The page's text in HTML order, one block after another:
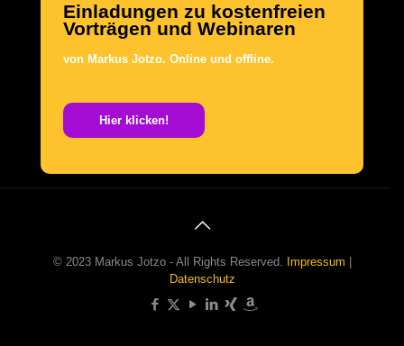
Einladungen zu kostenfreien
Vorträgen und Webinaren
von Markus Jotzo. Online und offline.
Hier klicken!
© 2023 Markus Jotzo - All Rights Reserved. Impressum
Datenschutz